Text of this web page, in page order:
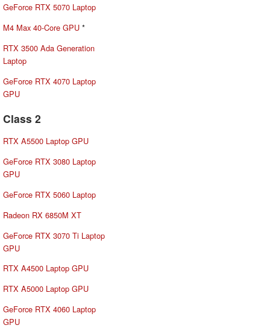
GeForce RTX 5070 Laptop
M4 Max 40-Core GPU *
RTX 3500 Ada Generation
Laptop
GeForce RTX 4070 Laptop
GPU
Class 2
RTX A5500 Laptop GPU
GeForce RTX 3080 Laptop
GPU
GeForce RTX 5060 Laptop
Radeon RX 6850M XT
GeForce RTX 3070 Ti Laptop
GPU
RTX A4500 Laptop GPU
RTX A5000 Laptop GPU
GeForce RTX 4060 Laptop
GPU